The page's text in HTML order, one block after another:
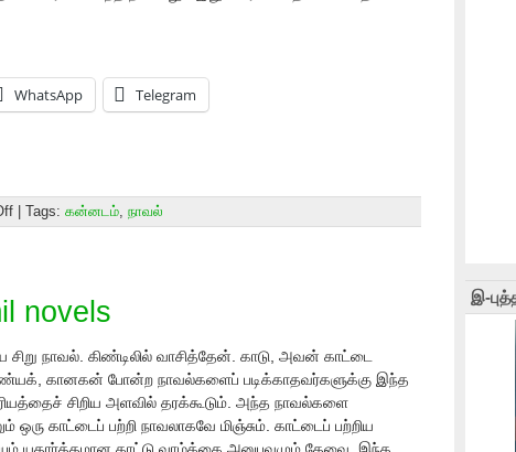
WhatsApp Telegram
| Tags: கன்னடம், நாவல்
novels
சிறு நாவல். கிண்டிலில் வாசித்தேன். காடு, அவன் காட்டை
கானகன் போன்ற நாவல்களைப் படிக்காதவர்களுக்கு இந்த
சிறிய அளவில் தரக்கூடும். அந்த நாவல்களை
ஒரு காட்டைப் பற்றி நாவலாகவே மிஞ்சும். காட்டைப் பற்றிய
இ-